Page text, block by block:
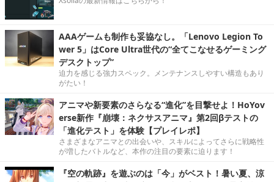
AAAゲームも制作も妥協なし。「Lenovo Legion To
wer 5」はCore Ultra世代の“全てこなせるゲーミング
デスクトップ”
迫力を感じる強力スペック。メンテナンスしやすい構造もあり
がたい！
アニマや新要素のさらなる“進化”を目撃せよ！HoYov
erse新作『崩壊：ネクサスアニマ』第2回βテストの
「進化テスト」を体験【プレイレポ】
さまざまなアニマとの出会いや、スキルによってさらに戦略性
が増したバトルなど、本作の注目の要素に迫ります！
『空の軌跡』を遊ぶのは「今」がベスト！暑い夏、涼